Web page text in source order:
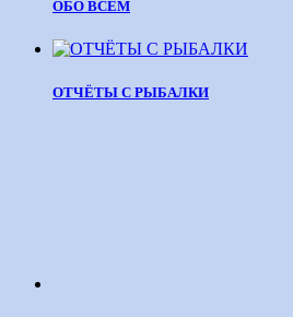
ОБО ВСЕМ
ОТЧЁТЫ С РЫБАЛКИ